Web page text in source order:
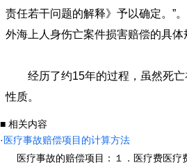
责任若干问题的解释》予以确定。”
外海上人身伤亡案件损害赔偿的具
经历了约15年的过程，虽然死亡
性质。
■ 相关内容
· 医疗事故赔偿项目的计算方法
医疗事故的赔偿项目：１．医疗费医疗